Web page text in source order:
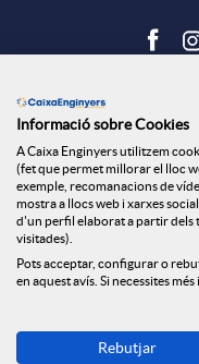
Informació sobre Cookies
A Caixa Enginyers utilitzem
(fet que permet millorar el lloc
exemple, recomanacions de
mostra a llocs web i xarxes
d'un perfil elaborat a partir dels
visitades).
Pots acceptar, configurar o
en aquest avís. Si necessites
Rebutjar